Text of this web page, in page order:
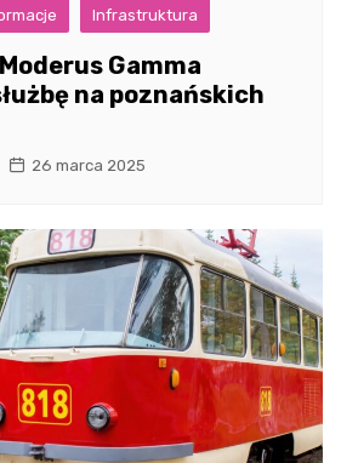
Infrastruktura
Gamma
na poznańskich
26 marca 2025